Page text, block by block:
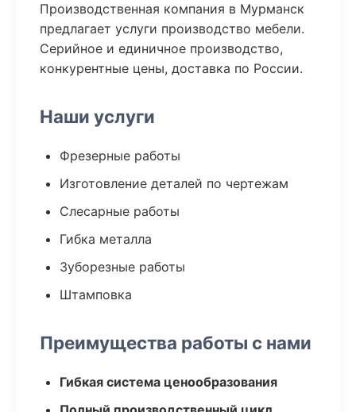
Производственная компания в Мурманск
предлагает услуги производство мебели.
Серийное и единичное производство,
конкурентные цены, доставка по России.
Наши услуги
Фрезерные работы
Изготовление деталей по чертежам
Слесарные работы
Гибка металла
Зуборезные работы
Штамповка
Преимущества работы с нами
Гибкая система ценообразования